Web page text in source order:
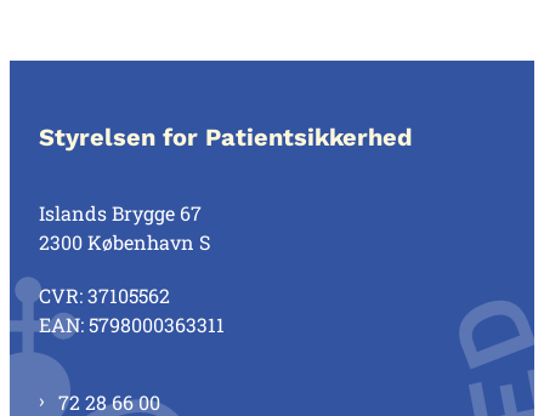
Styrelsen for Patientsikkerhed
Islands Brygge 67
2300 København S
CVR: 37105562
EAN: 5798000363311
72 28 66 00